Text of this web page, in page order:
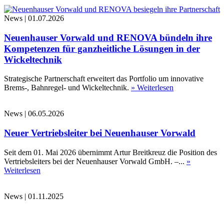
News | 01.07.2026
Neuenhauser Vorwald und RENOVA bündeln ihre
Kompetenzen für ganzheitliche Lösungen in der
Wickeltechnik
Strategische Partnerschaft erweitert das Portfolio um innovative
Brems-, Bahnregel- und Wickeltechnik. » Weiterlesen
News | 06.05.2026
Neuer Vertriebsleiter bei Neuenhauser Vorwald
Seit dem 01. Mai 2026 übernimmt Artur Breitkreuz die Position des
Vertriebsleiters bei der Neuenhauser Vorwald GmbH. –... »
Weiterlesen
News | 01.11.2025